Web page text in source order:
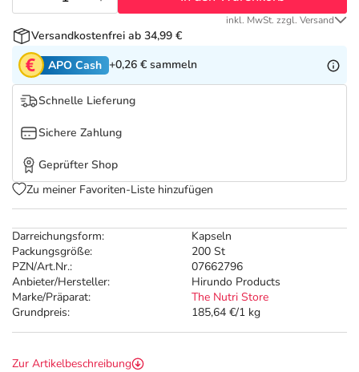
Tierapotheke
Vitamine & Mineralstoffe
Marken
Salus Deals
Darreichungsform:
Kapseln
Packungsgröße:
200 St
PZN/Art.Nr.:
07662796
Anbieter/Hersteller:
Hirundo Products
Marke/Präparat:
The Nutri Store
Grundpreis:
185,64 €/1 kg
inkl. MwSt. zzgl. Versand
Versandkostenfrei ab 34,99 €
APO Cash +0,26 € sammeln
Schnelle Lieferung
Sichere Zahlung
Geprüfter Shop
Zu meiner Favoriten-Liste hinzufügen
Zur Artikelbeschreibung